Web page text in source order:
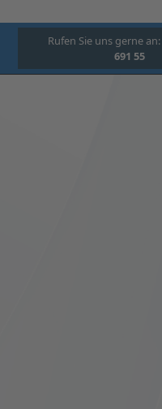
Rufen Sie uns gerne an:
691 55